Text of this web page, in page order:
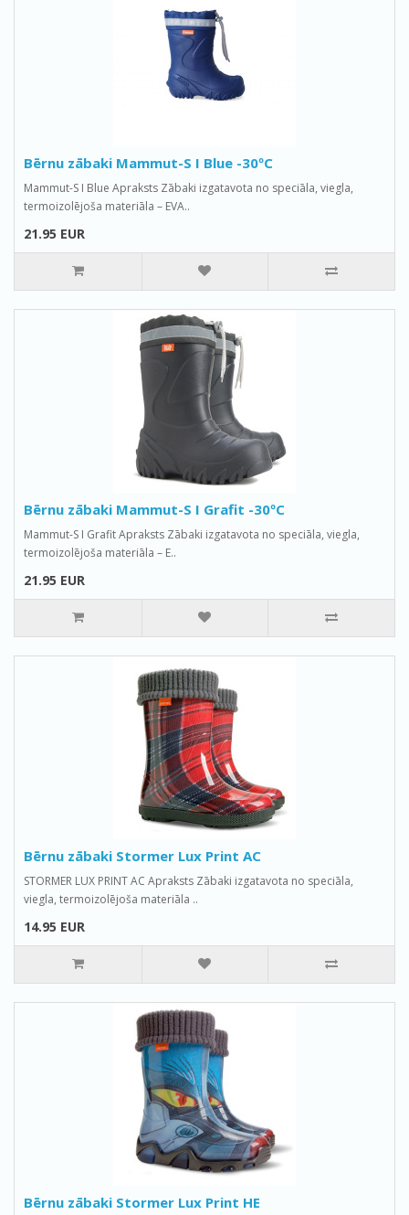
Bērnu zābaki Mammut-S I Blue -30ºС
Mammut-S I Blue Apraksts Zābaki izgatavota no speciāla, viegla,
termoizolējoša materiāla – EVA..
21.95 EUR
Bērnu zābaki Mammut-S I Grafit -30ºС
Mammut-S I Grafit Apraksts Zābaki izgatavota no speciāla, viegla,
termoizolējoša materiāla – E..
21.95 EUR
Bērnu zābaki Stormer Lux Print AC
STORMER LUX PRINT AC Apraksts Zābaki izgatavota no speciāla,
viegla, termoizolējoša materiāla ..
14.95 EUR
Bērnu zābaki Stormer Lux Print HE